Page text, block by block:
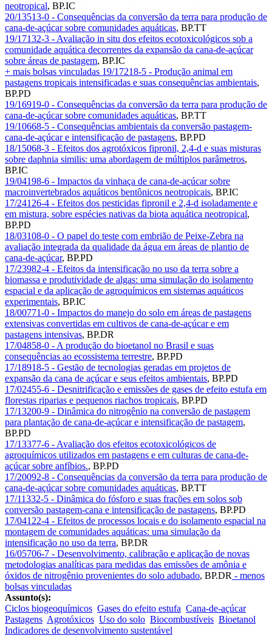
neotropical, BP.IC
20/13513-0 - Consequências da conversão da terra para produção de
cana-de-açúcar sobre comunidades aquáticas, BP.TT
19/17132-3 - Avaliação in situ dos efeitos ecotoxicológicos sob a
comunidade aquática decorrentes da expansão da cana-de-açúcar
sobre áreas de pastagem, BP.IC
+ mais bolsas vinculadas 19/17218-5 - Produção animal em
pastagens tropicais intensificadas e suas consequências ambientais,
BP.PD
19/16919-0 - Consequências da conversão da terra para produção de
cana-de-açúcar sobre comunidades aquáticas, BP.TT
19/10668-5 - Consequências ambientais da conversão pastagem-
cana-de-açúcar e intensificação de pastagens, BP.PD
18/15068-3 - Efeitos dos agrotóxicos fipronil, 2,4-d e suas misturas
sobre daphnia similis: uma abordagem de múltiplos parâmetros,
BP.IC
19/04198-6 - Impactos da vinhaça de cana-de-açúcar sobre
macroinvertebrados aquáticos bentônicos neotropicais, BP.IC
17/24126-4 - Efeitos dos pesticidas fipronil e 2,4-d isoladamente e
em mistura, sobre espécies nativas da biota aquática neotropical,
BP.PD
18/03108-0 - O papel do teste com embrião de Peixe-Zebra na
avaliação integrada da qualidade da água em áreas de plantio de
cana-de-açúcar, BP.PD
17/23982-4 - Efeitos da intensificação no uso da terra sobre a
biomassa e produtividade de algas: uma simulação do isolamento
espacial e da aplicação de agroquímicos em sistemas aquáticos
experimentais, BP.IC
18/00771-0 - Impactos do manejo do solo em áreas de pastagens
extensivas convertidas em cultivos de cana-de-açúcar e em
pastagens intensivas, BP.DR
17/04858-0 - A produção do bioetanol no Brasil e suas
consequências ao ecossistema terrestre, BP.PD
17/18918-5 - Gestão de tecnologias geradas em projetos de
expansão da cana de açúcar e seus efeitos ambientais, BP.PD
17/02455-6 - Desnitrificação e emissões de gases de efeito estufa em
florestas riparias e pequenos riachos tropicais, BP.PD
17/13200-9 - Dinâmica do nitrogênio na conversão de pastagem
para plantação de cana-de-açúcar e intensificação de pastagem,
BP.PD
17/13377-6 - Avaliação dos efeitos ecotoxicológicos de
agroquímicos utilizados em pastagens e em culturas de cana-de-
açúcar sobre anfíbios., BP.PD
17/20092-8 - Consequências da conversão da terra para produção de
cana-de-açúcar sobre comunidades aquáticas, BP.TT
17/11332-5 - Dinâmica do fósforo e suas frações em solos sob
conversão pastagem-cana e intensificação de pastagens, BP.PD
17/04122-4 - Efeitos de processos locais e do isolamento espacial na
montagem de comunidades aquáticas: uma simulação da
intensificação no uso da terra, BP.DR
16/05706-7 - Desenvolvimento, calibração e aplicação de novas
metodologias analíticas para medidas das emissões de amônia e
óxidos de nitrogênio provenientes do solo adubado, BP.DR - menos
bolsas vinculadas
Assunto(s):
Ciclos biogeoquímicos Gases do efeito estufa Cana-de-açúcar
Pastagens Agrotóxicos Uso do solo Biocombustíveis Bioetanol
Indicadores de desenvolvimento sustentável